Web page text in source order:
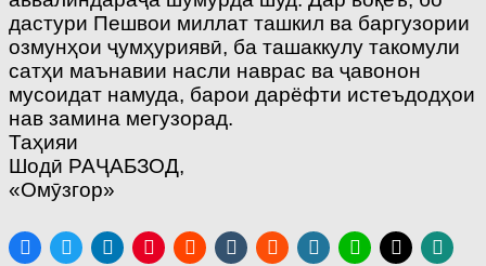
дастури Пешвои миллат ташкил ва баргузории
озмунҳои ҷумҳуриявӣ, ба ташаккулу такомули
сатҳи маънавии насли наврас ва ҷавонон
мусоидат намуда, барои дарёфти истеъдодҳои
нав замина мегузорад.
Таҳияи
Шодӣ РАҶАБЗОД,
«Омӯзгор»